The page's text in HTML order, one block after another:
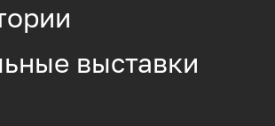
выставки